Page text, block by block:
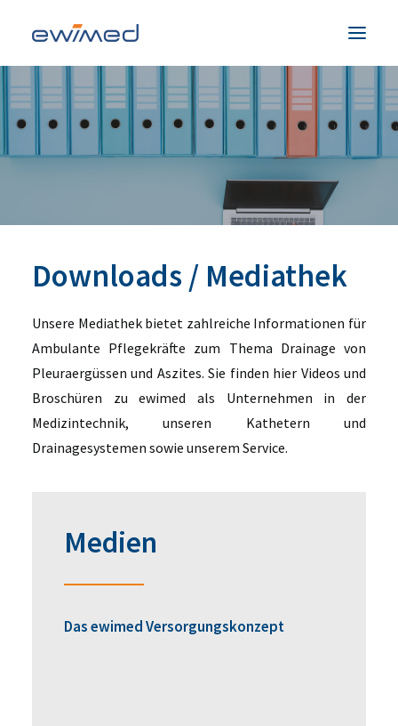
Patienten & Familien
Medizinisches Fachpersonal
Kontakt
Land
Downloads / Mediathek
Unsere Mediathek bietet zahlreiche Informationen für
Ambulante Pflegekräfte zum Thema Drainage von
Pleuraergüssen und Aszites. Sie finden hier Videos und
Broschüren zu ewimed als Unternehmen in der
Medizintechnik, unseren Kathetern und
Drainagesystemen sowie unserem Service.
Medien
Das ewimed Versorgungskonzept